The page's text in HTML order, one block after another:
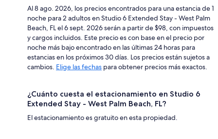
Al 8 ago. 2026, los precios encontrados para una estancia de 1
noche para 2 adultos en Studio 6 Extended Stay - West Palm
Beach, FL el 6 sept. 2026 serán a partir de $98, con impuestos
y cargos incluidos. Este precio es con base en el precio por
noche más bajo encontrado en las últimas 24 horas para
estancias en los próximos 30 días. Los precios están sujetos a
cambios. Elige las fechas para obtener precios más exactos.
¿Cuánto cuesta el estacionamiento en Studio 6
Extended Stay - West Palm Beach, FL?
El estacionamiento es gratuito en esta propiedad.